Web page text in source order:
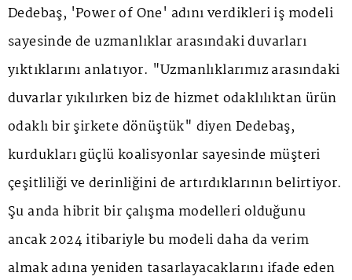
Dedebaş, 'Power of One' adını verdikleri iş modeli
sayesinde de uzmanlıklar arasındaki duvarları
yıktıklarını anlatıyor. "Uzmanlıklarımız arasındaki
duvarlar yıkılırken biz de hizmet odaklılıktan ürün
odaklı bir şirkete dönüştük" diyen Dedebaş,
kurdukları güçlü koalisyonlar sayesinde müşteri
çeşitliliği ve derinliğini de artırdıklarının belirtiyor.
Şu anda hibrit bir çalışma modelleri olduğunu
ancak 2024 itibariyle bu modeli daha da verim
almak adına yeniden tasarlayacaklarını ifade eden